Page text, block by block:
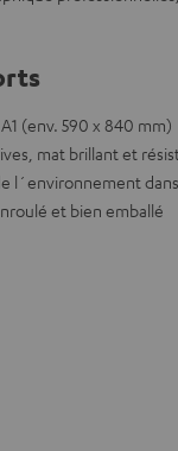
(env. 590 x 840 mm)
mat brillant et
et bien emballé